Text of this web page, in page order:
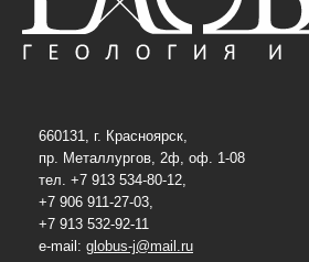
660131, г. Красноярск,
пр. Металлургов, 2ф, оф. 1-08
тел. +7 913 534-80-12,
+7 906 911-27-03,
+7 913 532-92-11
e-mail: globus-j@mail.ru